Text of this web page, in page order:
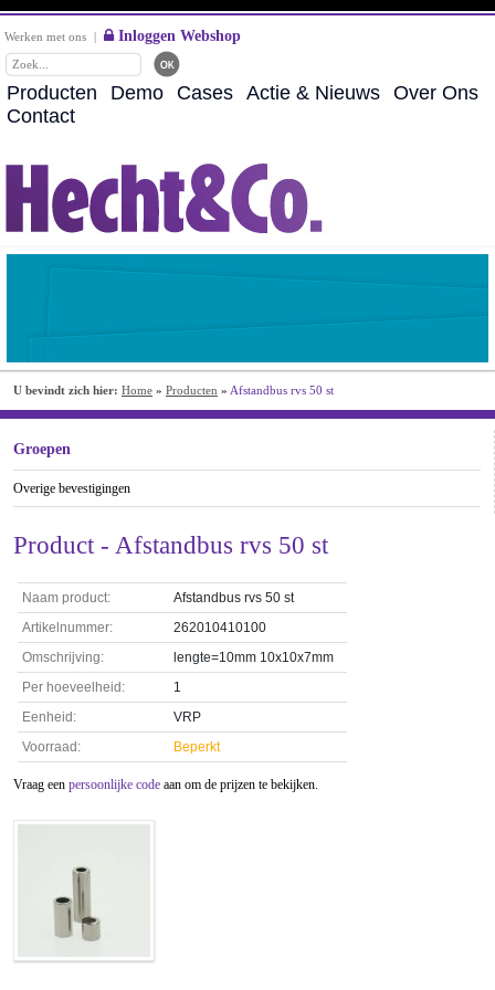
Werken met ons | Inloggen Webshop
Producten Demo Cases Actie & Nieuws Over Ons
Contact
U bevindt zich hier: Home » Producten » Afstandbus rvs 50 st
Groepen
Overige bevestigingen
Product - Afstandbus rvs 50 st
Naam product:
Afstandbus rvs 50 st
Artikelnummer:
262010410100
Omschrijving:
lengte=10mm 10x10x7mm
Per hoeveelheid:
1
Eenheid:
VRP
Voorraad:
Beperkt
Vraag een persoonlijke code aan om de prijzen te bekijken.